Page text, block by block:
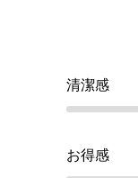
清潔感
お得感